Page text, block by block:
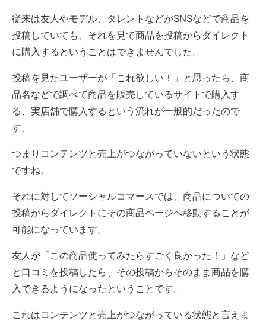
従来は友人やモデル、タレントなどがSNSなどで商品を
投稿していても、それを見て商品を投稿からダイレクト
に購入するということはできませんでした。
投稿を見たユーザーが「これ欲しい！」と思ったら、商
品名などで調べて商品を販売しているサイトで購入す
る、実店舗で購入するという流れが一般的だったので
す。
つまりコンテンツと売上がつながっていないという状態
ですね。
それに対してソーシャルコマースでは、商品についての
投稿からダイレクトにその商品ページへ移動することが
可能になっています。
友人が「この商品使ってみたらすごく良かった！」など
と口コミを投稿したら、その投稿からそのまま商品を購
入できるようになったということです。
これはコンテンツと売上がつながっている状態と言えま